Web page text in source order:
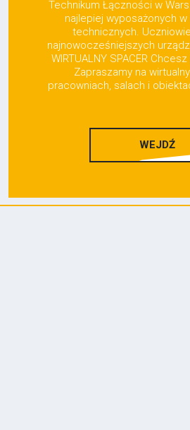
Technikum Łączności w
najlepiej wyposażonych w
technicznych.
najnowocześniejszych
WIRTUALNY SPACER
Zapraszamy na
pracowniach, salach i
WEJDŹ